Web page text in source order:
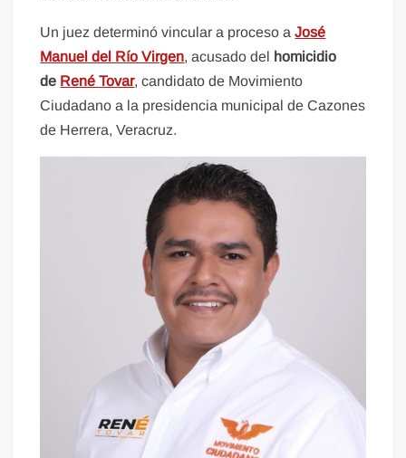
Un juez determinó vincular a proceso aJosé
Manuel del Río Virgen, acusado del homicidio
de René Tovar, candidato de Movimiento
Ciudadano a la presidencia municipal de Cazones
de Herrera, Veracruz.